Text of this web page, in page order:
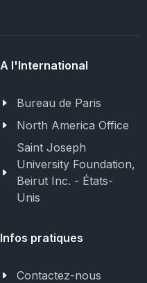
A l'International
Bureau de Paris
North America Office
Saint Joseph
University Foundation,
Beirut Inc. - États-
Unis
Infos pratiques
Contactez-nous